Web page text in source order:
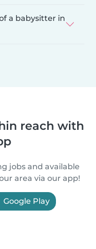
a babysitter in
reach with
jobs and available
area via our app!
Google Play